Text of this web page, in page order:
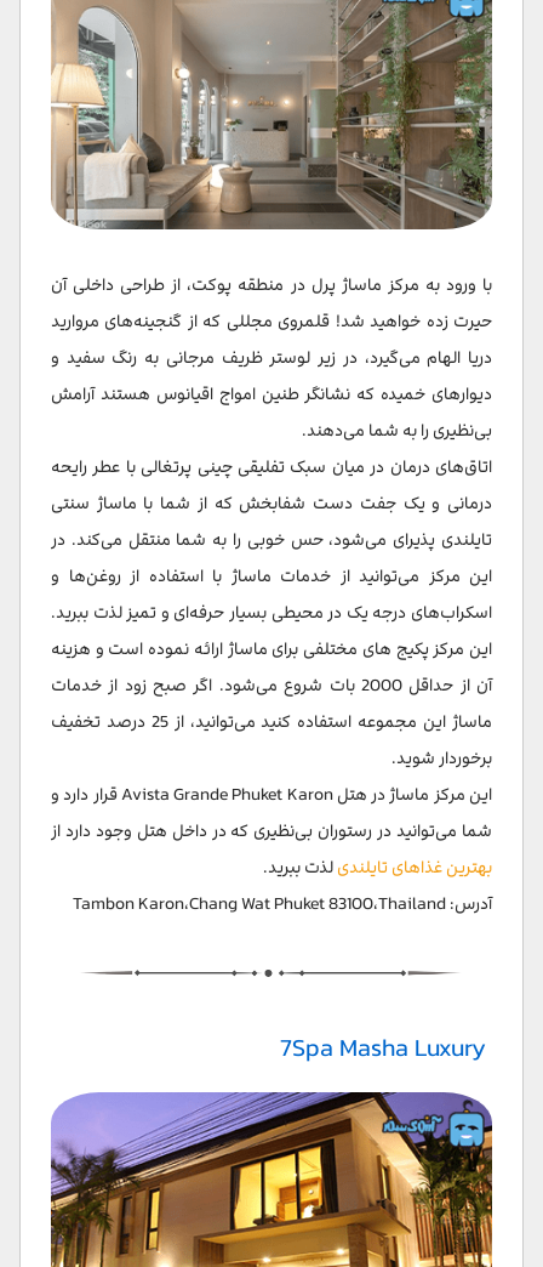
با ورود به مرکز ماساژ پرل در منطقه پوکت، از طراحی داخلی آن
حیرت زده خواهید شد! قلمروی مجللی که از گنجینه‌های مروارید
دریا الهام می‌گیرد، در زیر لوستر ظریف مرجانی به رنگ سفید و
دیوارهای خمیده که نشانگر طنین امواج اقیانوس هستند آرامش
بی‌نظیری را به شما می‌دهند.
اتاق‌های درمان در میان سبک تفلیقی چینی پرتغالی با عطر رایحه
درمانی و یک جفت دست شفابخش که از شما با ماساژ سنتی
تایلندی پذیرای می‌شود، حس خوبی را به شما منتقل می‌کند. در
این مرکز می‌توانید از خدمات ماساژ با استفاده از روغن‌ها و
اسکراب‌های درجه یک در محیطی بسیار حرفه‌ای و تمیز لذت ببرید.
این مرکز پکیج های مختلفی برای ماساژ ارائه نموده است و هزینه
آن از حداقل 2000 بات شروع می‌شود. اگر صبح زود از خدمات
ماساژ این مجموعه استفاده کنید می‌توانید، از 25 درصد تخفیف
برخوردار شوید.
این مرکز ماساژ در هتل Avista Grande Phuket Karon قرار دارد و
شما می‌توانید در رستوران بی‌نظیری که در داخل هتل وجود دارد از
بهترین غذاهای تایلندیلذت ببرید.
آدرس: Tambon Karon،Chang Wat Phuket 83100،Thailand